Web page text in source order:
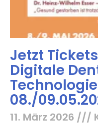
Jetzt
Digitale
08./
11. März 2026